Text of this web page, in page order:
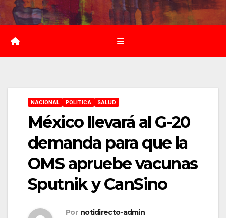
Saltar
al
contenido
NACIONAL POLITICA SALUD
México llevará al G-20
demanda para que la
OMS apruebe vacunas
Sputnik y CanSino
Por notidirecto-admin